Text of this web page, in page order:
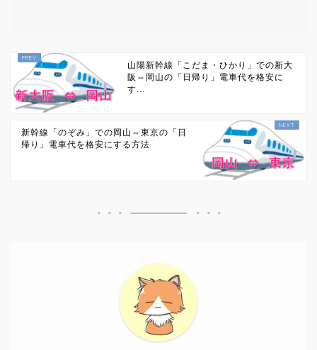
山陽新幹線「こだま・ひかり」での新大
阪⇔岡山の「日帰り」電車代を格安に
す...
新幹線「のぞみ」での岡山⇔東京の「日
帰り」電車代を格安にする方法